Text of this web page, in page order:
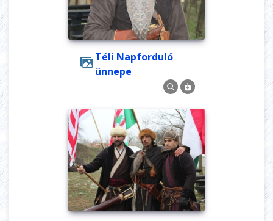
Téli Napforduló
ünnepe